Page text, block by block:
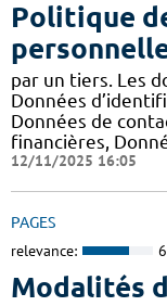
Politique
par un tiers. Les
Données
Données de
financières,
12/11/2025 16:05
PAGES
relevance:
Modalités